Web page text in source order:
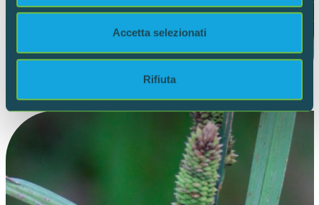
Utilizziamo i cookie per personalizzare contenuti ed
analizzare il nostro traffico. Condividiamo inoltre
informazioni sul modo in cui utilizzi il nostro sito con i
nostri partner che si occupano di analisi dei dati web,
pubblicità e social media, i quali potrebbero combinarle
con altre informazioni che hai fornito loro o che hanno
raccolto dal tuo utilizzo dei loro servizi.
Accetta selezionati
Rifiuta